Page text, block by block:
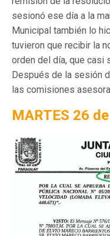
sesionó ese día a la
Municipal también lo
tuvieron que recibir la
orden del día, que casi
Después de la sesión
las comisiones
MARTES 26